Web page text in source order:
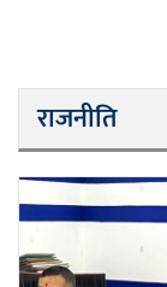
राजनीति